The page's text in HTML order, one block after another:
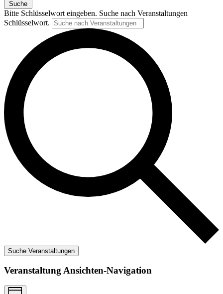
Suche
Bitte Schlüsselwort eingeben. Suche nach Veranstaltungen
Schlüsselwort.
Suche Veranstaltungen
Veranstaltung Ansichten-Navigation